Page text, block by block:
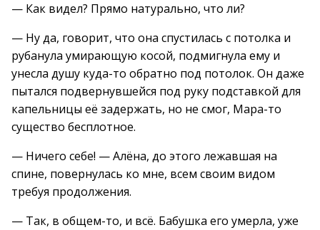
— Как видел? Прямо натурально, что ли?
— Ну да, говорит, что она спустилась с потолка и
рубанула умирающую косой, подмигнула ему и
унесла душу куда-то обратно под потолок. Он даже
пытался подвернувшейся под руку подставкой для
капельницы её задержать, но не смог, Мара-то
существо бесплотное.
— Ничего себе! — Алёна, до этого лежавшая на
спине, повернулась ко мне, всем своим видом
требуя продолжения.
— Так, в общем-то, и всё. Бабушка его умерла, уже